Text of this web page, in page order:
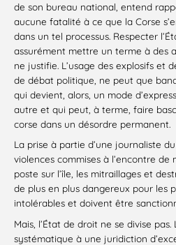
de son bureau national, entend
aucune fatalité à ce que la Corse
dans un tel processus. Respecter
assurément mettre un terme à des
ne justifie. L’usage des explosifs et
de débat politique, ne peut que
qui devient, alors, un mode
autre et qui peut, à terme, faire
corse dans un désordre permanent.
La prise à partie d’une journaliste
violences commises à l’encontre de
poste sur l’île, les mitraillages et
de plus en plus dangereux pour les
intolérables et doivent être
Mais, l’État de droit ne se divise pas.
systématique à une juridiction